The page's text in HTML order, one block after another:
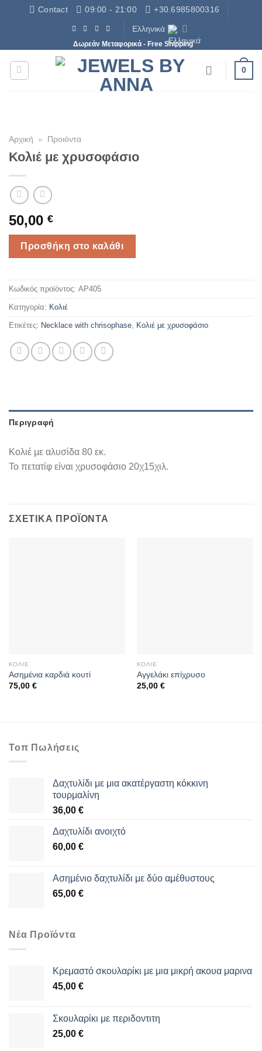
ΜετάβασηContact 09:00 - 21:00 +30.6985800316
Ελληνικά
Δωρεάν Μεταφορικά - Free Shipping
0
Αρχική » Προιόντα
Κολιέ με χρυσοφάσιο
50,00 €
Προσθήκη στο καλάθι
Κωδικός προϊόντος: AP405
Κατηγορία: Κολιέ
Ετικέτες: Necklace with chrisophase, Κολιέ με χρυσοφάσιο
Περιγραφή
Κολιέ με αλυσίδα 80 εκ.
Το πετατίφ είναι χρυσοφάσιο 20χ15χιλ.
ΣΧΕΤΙΚΆ ΠΡΟΪΌΝΤΑ
ΚΟΛΙΈ
Ασημένια καρδιά κουτί
75,00 €
ΚΟΛΙΈ
Αγγελάκι επίχρυσο
25,00 €
Τοπ Πωλήσεις
Δαχτυλίδι με μια ακατέργαστη κόκκινη
τουρμαλίνη
36,00 €
Δαχτυλίδι ανοιχτό
60,00 €
Aσημένιο δαχτυλίδι με δύο αμέθυστους
65,00 €
Νέα Προϊόντα
Κρεμαστό σκουλαρίκι με μια μικρή ακουα μαρινα
45,00 €
Σκουλαρίκι με περιδοντιτη
25,00 €